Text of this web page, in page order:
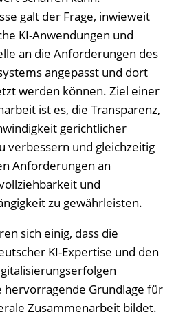
galt der Frage, inwieweit
KI-Anwendungen und
an die Anforderungen des
angepasst und dort
werden können. Ziel einer
ist es, die Transparenz,
gerichtlicher
verbessern und gleichzeitig
Anforderungen an
und
zu gewährleisten.
sich einig, dass die
KI-Expertise und den
hervorragende Grundlage für
Zusammenarbeit bildet.